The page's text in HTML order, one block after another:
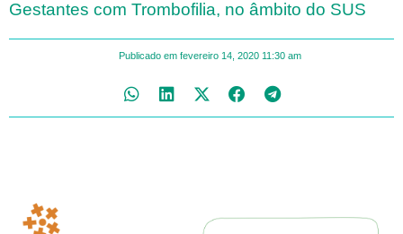
Gestantes com Trombofilia, no âmbito do SUS
Publicado em fevereiro 14, 2020 11:30 am